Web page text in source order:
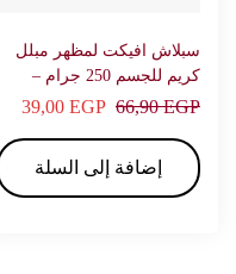
سبلاش افيكت لمظهر مبلل
كريم للجسم 250 جرام –
فاتيكا66,90EGP
39,00 EGP
إضافة إلى السلة